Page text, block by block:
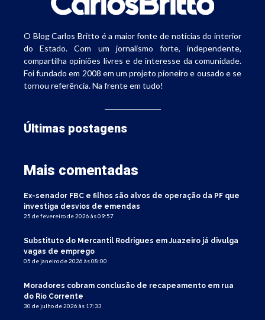
O Blog Carlos Britto é a maior fonte de notícias do interior
do Estado. Com um jornalismo forte, independente,
compartilha opiniões livres e de interesse da comunidade.
Foi fundado em 2008 em um projeto pioneiro e ousado e se
tornou referência. Na frente em tudo!
Últimas postagens
Mais comentadas
Ex-senador FBC e filhos são alvos de operação da PF que
investiga desvios de emendas
25 de fevereiro de 2026 às 09:57
Substituto do Mercantil Rodrigues em Juazeiro já divulga
vagas de emprego
05 de janeiro de 2026 às 08:00
Moradores cobram conclusão de recapeamento em rua
do Rio Corrente
30 de julho de 2026 às 17:33